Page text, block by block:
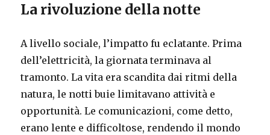
La rivoluzione della notte
A livello sociale, l’impatto fu eclatante. Prima
dell’elettricità, la giornata terminava al
tramonto. La vita era scandita dai ritmi della
natura, le notti buie limitavano attività e
opportunità. Le comunicazioni, come detto,
erano lente e difficoltose, rendendo il mondo